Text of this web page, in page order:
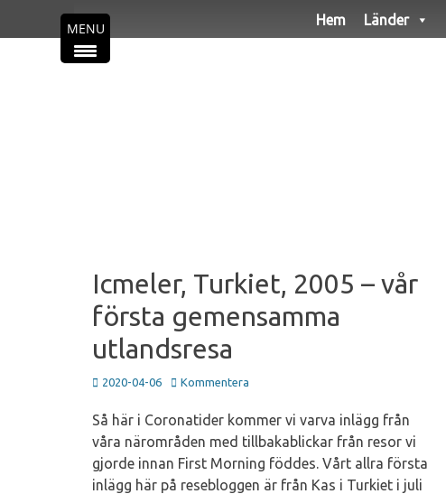
Hoppa
till
innehåll
Primär meny Hem Länder
Icmeler, Turkiet, 2005 – vår
första gemensamma
utlandsresa
Publicerad
2020-04-06 Kommentera
Så här i Coronatider kommer vi varva inlägg från
våra närområden med tillbakablickar från resor vi
gjorde innan First Morning föddes. Vårt allra första
inlägg här på resebloggen är från Kas i Turkiet i juli
MENU